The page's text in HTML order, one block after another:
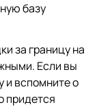
базу
за границу на
Если вы
и вспомните о
придется